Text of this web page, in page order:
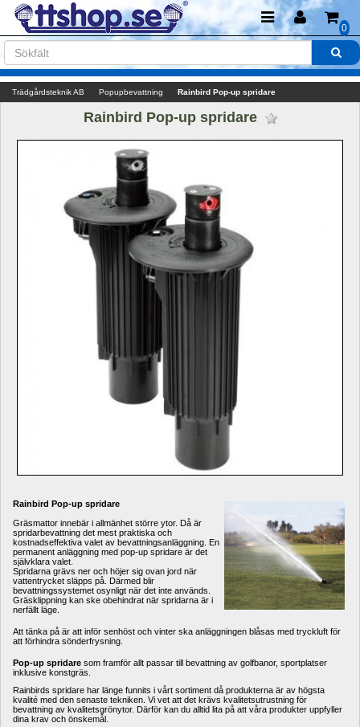
0
Trädgårdsteknik AB Popupbevattning Rainbird Pop-up spridare
Rainbird Pop-up spridare
Rainbird Pop-up spridare
Gräsmattor innebär i allmänhet större ytor. Då är
spridarbevattning det mest praktiska och
kostnadseffektiva valet av bevattningsanläggning. En
permanent anläggning med pop-up spridare är det
självklara valet.
Spridarna grävs ner och höjer sig ovan jord när
vattentrycket släpps på. Därmed blir
bevattningssystemet osynligt när det inte används.
Gräsklippning kan ske obehindrat när spridarna är i
nerfällt läge.
Att tänka på är att inför senhöst och vinter ska anläggningen blåsas med tryckluft för
att förhindra sönderfrysning.
Pop-up spridare som framför allt passar till bevattning av golfbanor, sportplatser
inklusive konstgräs.
Rainbirds spridare har länge funnits i vårt sortiment då produkterna är av högsta
kvalité med den senaste tekniken. Vi vet att det krävs kvalitetsutrustning för
bevattning av kvalitetsgrönytor. Därför kan du alltid lita på att våra produkter uppfyller
dina krav och önskemål.